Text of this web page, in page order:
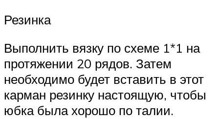
Резинка
Выполнить вязку по схеме 1*1 на
протяжении 20 рядов. Затем
необходимо будет вставить в этот
карман резинку настоящую, чтобы
юбка была хорошо по талии.